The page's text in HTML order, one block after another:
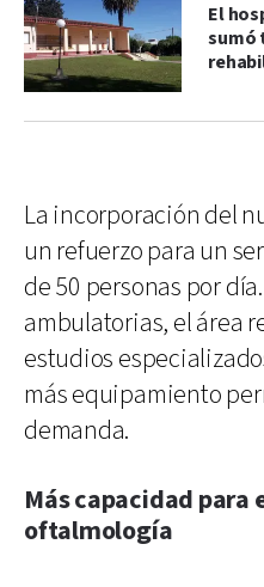
El
sumó
La incorporación del
un refuerzo para un
de 50 personas por
ambulatorias, el área
estudios
más equipamiento
demanda.
Más capacidad para
oftalmología